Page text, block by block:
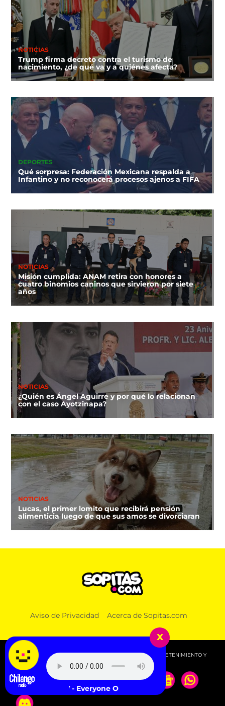
NOTICIAS
Trump firma decreto contra el turismo de
nacimiento, ¿de qué va y a quiénes afecta?
DEPORTES
Qué sorpresa: Federación Mexicana respalda a
Infantino y no reconocerá procesos ajenos a FIFA
NOTICIAS
Misión cumplida: ANAM retira con honores a
cuatro binomios caninos que sirvieron por siete
años
NOTICIAS
¿Quién es Ángel Aguirre y por qué lo relacionan
con el caso Ayotzinapa?
NOTICIAS
Lucas, el primer lomito que recibirá pensión
alimenticia luego de que sus amos se divorciaran
Aviso de Privacidad Acerca de Sopitas.com
© 2026 SOPITAS.COM - MÚSICA, NOTICIAS, DEPORTES, ENTRETENIMIENTO Y
MÁS!.
x
DIIV - Everyone Out